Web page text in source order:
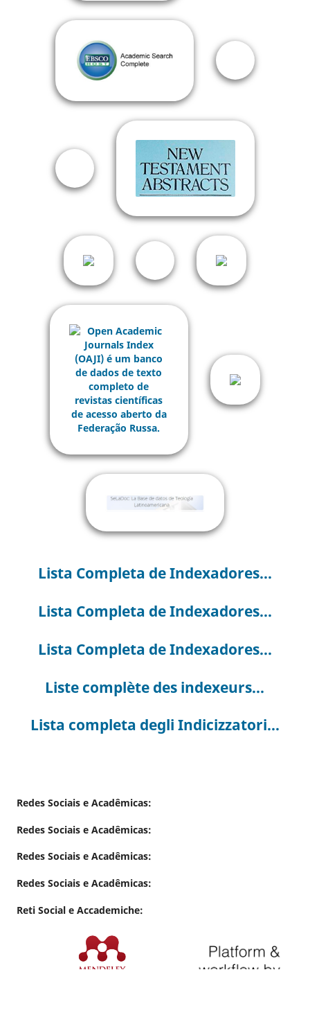
Lista Completa de Indexadores...
Lista Completa de Indexadores...
Lista Completa de Indexadores...
Liste complète des indexeurs...
Lista completa degli Indicizzatori...
Redes Sociais e Acadêmicas:
Redes Sociais e Acadêmicas:
Redes Sociais e Acadêmicas:
Redes Sociais e Acadêmicas:
Reti Social e Accademiche: